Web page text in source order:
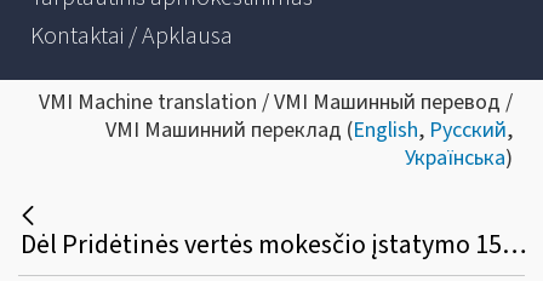
Kontaktai / Apklausa
VMI Machine translation / VMI Машинный перевод /
VMI Машинний переклад (English, Русский,
Українська)
Dėl Pridėtinės vertės mokesčio įstatymo 15 straipsnio 21 dalies apibendrinto paaiškinimo (komentaro)